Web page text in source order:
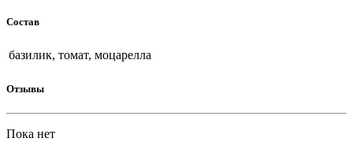
Состав
базилик, томат, моцарелла
Отзывы
Пока нет